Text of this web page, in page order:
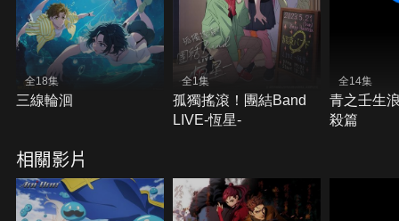
全18集
三線輪洄
全1集
孤獨搖滾！團結Band
LIVE-恆星-
全14集
青之壬生
殺篇
相關影片